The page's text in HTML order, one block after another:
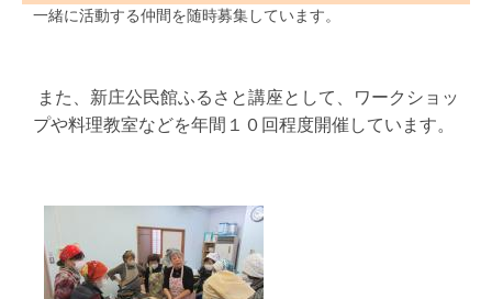
一緒に活動する仲間を随時募集しています。
また、新庄公民館ふるさと講座として、ワークショッ
プや料理教室などを年間１０回程度開催しています。